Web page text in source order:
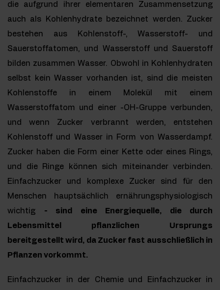
die aufgrund ihrer elementaren Zusammensetzung
auch als Kohlenhydrate bezeichnet werden. Zucker
bestehen aus Kohlenstoff-, Wasserstoff- und
Sauerstoffatomen, und Wasserstoff und Sauerstoff
bilden zusammen Wasser. Obwohl in Kohlenhydraten
selbst kein Wasser vorhanden ist, sind die meisten
Kohlenstoffe in einem Molekül mit einem
Wasserstoffatom und einer -OH-Gruppe verbunden,
und wenn Zucker verbrannt werden, entstehen
Kohlenstoff und Wasser in Form von Wasserdampf.
Zucker haben die Form einer Kette oder eines Rings,
und die Ringe können sich miteinander verbinden.
Einfachzucker und komplexe Zucker sind für den
Menschen hauptsächlich ernährungsphysiologisch
wichtig - sind eine Energiequelle, die durch
Lebensmittel pflanzlichen Ursprungs
bereitgestellt wird, da Zucker fast ausschließlich in
Pflanzen vorkommt.
Einfachzucker in der Chemie und Einfachzucker in